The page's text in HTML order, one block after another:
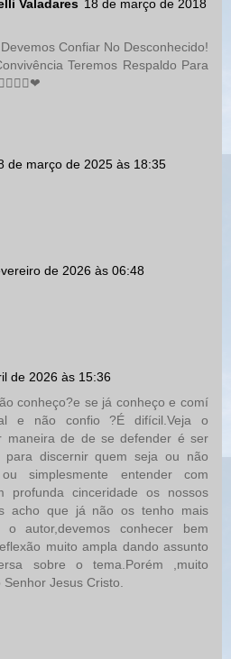
Valadares 18 de março de 2018
Devemos Confiar No Desconhecido!
Teremos Respaldo Para
de março de 2025 às 18:35
de 2026 às 06:48
de 2026 às 15:36
conheço?e se já conheço e comí
e não confio ?É difícil.Veja o
maneira de de se defender é ser
para discernir quem seja ou não
simplesmente entender com
profunda cinceridade os nossos
acho que já não os tenho mais
o autor,devemos conhecer bem
muito ampla dando assunto
sobre o tema.Porém ,muito
Jesus Cristo.